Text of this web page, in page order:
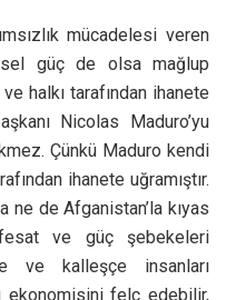
mücadelesi veren
güç de olsa mağlup
halkı tarafından ihanete
Nicolas Maduro’yu
Çünkü Maduro kendi
ihanete uğramıştır.
ne de Afganistan’la kıyas
ve güç şebekeleri
ve kalleşçe insanları
ekonomisini felç edebilir,